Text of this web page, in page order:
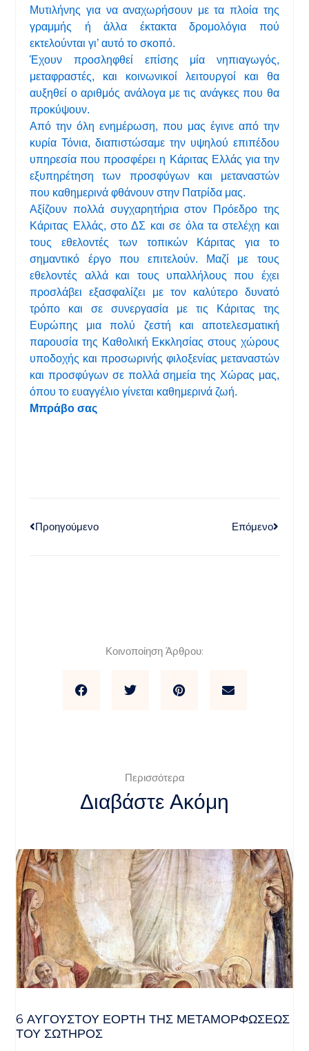
Μυτιλήνης για να αναχωρήσουν με τα πλοία της
γραμμής ή άλλα έκτακτα δρομολόγια πού
εκτελούνται γι’ αυτό το σκοπό.
Έχουν προσληφθεί επίσης μία νηπιαγωγός,
μεταφραστές, και κοινωνικοί λειτουργοί και θα
αυξηθεί ο αριθμός ανάλογα με τις ανάγκες που θα
προκύψουν.
Από την όλη ενημέρωση, που μας έγινε από την
κυρία Τόνια, διαπιστώσαμε την υψηλού επιπέδου
υπηρεσία που προσφέρει η Κάριτας Ελλάς για την
εξυπηρέτηση των προσφύγων και μεταναστών
που καθημερινά φθάνουν στην Πατρίδα μας.
Αξίζουν πολλά συγχαρητήρια στον Πρόεδρο της
Κάριτας Ελλάς, στο ΔΣ και σε όλα τα στελέχη και
τους εθελοντές των τοπικών Κάριτας για το
σημαντικό έργο που επιτελούν. Μαζί με τους
εθελοντές αλλά και τους υπαλλήλους που έχει
προσλάβει εξασφαλίζει με τον καλύτερο δυνατό
τρόπο και σε συνεργασία με τις Κάριτας της
Ευρώπης μια πολύ ζεστή και αποτελεσματική
παρουσία της Καθολική Εκκλησίας στους χώρους
υποδοχής και προσωρινής φιλοξενίας μεταναστών
και προσφύγων σε πολλά σημεία της Χώρας μας,
όπου το ευαγγέλιο γίνεται καθημερινά ζωή.
Μπράβο σας
Προηγούμενο Επόμενο
Κοινοποίηση Άρθρου:
Περισσότερα
Διαβάστε Ακόμη
6 ΑΥΓΟΥΣΤΟΥ ΕΟΡΤΗ ΤΗΣ ΜΕΤΑΜΟΡΦΩΣΕΩΣ
ΤΟΥ ΣΩΤΗΡΟΣ